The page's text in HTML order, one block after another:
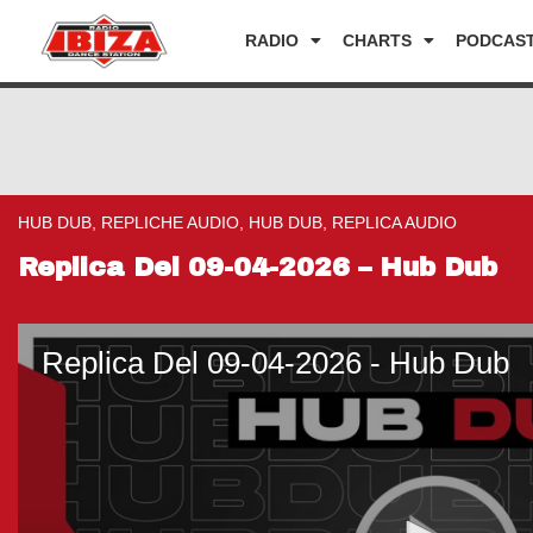
RADIO CHARTS
HUB DUB, REPLICHE AUDIO, HUB DUB, REPLICA AUDIO
Replica Del 09-04-2026 – Hub Dub
Replica Del 09-04-2026 - Hub Dub